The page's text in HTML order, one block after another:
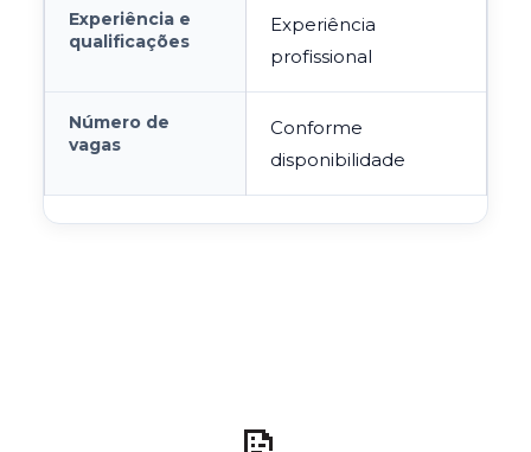
Experiência e
qualificações
Experiência
profissional
Número de
vagas
Conforme
disponibilidade